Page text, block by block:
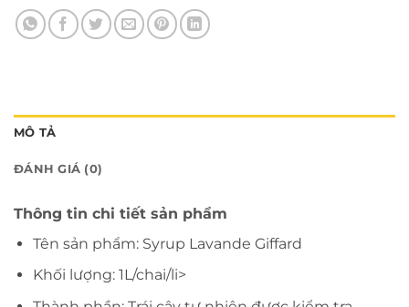
MÔ TẢ
ĐÁNH GIÁ (0)
Thông tin chi tiết sản phẩm
Tên sản phẩm: Syrup Lavande Giffard
Khối lượng: 1L/chai/li>